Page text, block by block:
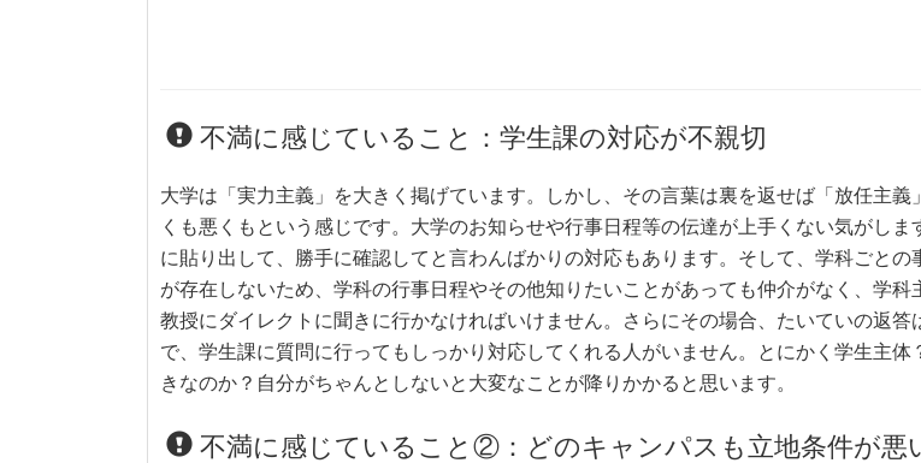
不満に感じていること：学生課の対応が不親切
大学は「実力主義」を大きく掲げています。しかし、その言葉は裏を返せば「放任主義
くも悪くもという感じです。大学のお知らせや行事日程等の伝達が上手くない気がしま
に貼り出して、勝手に確認してと言わんばかりの対応もあります。そして、学科ごとの
が存在しないため、学科の行事日程やその他知りたいことがあっても仲介がなく、学科
教授にダイレクトに聞きに行かなければいけません。さらにその場合、たいていの返答
で、学生課に質問に行ってもしっかり対応してくれる人がいません。とにかく学生主体
きなのか？自分がちゃんとしないと大変なことが降りかかると思います。
不満に感じていること②：どのキャンパスも立地条件が悪